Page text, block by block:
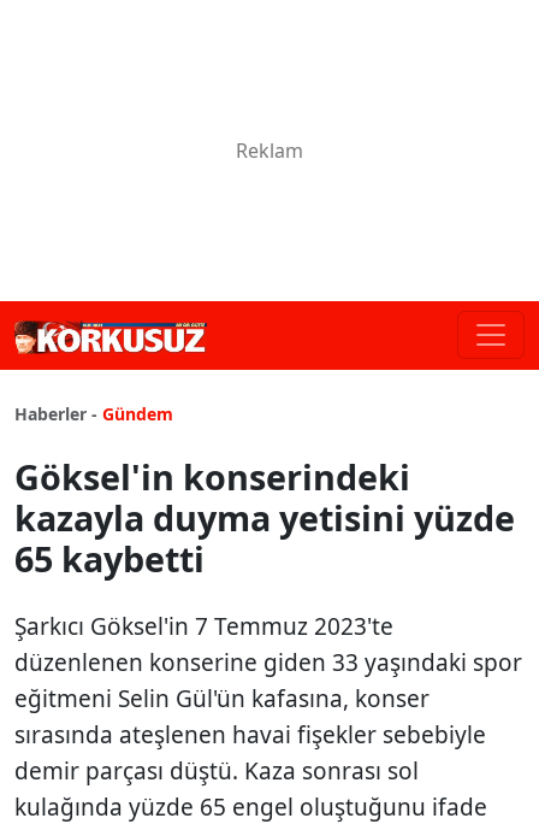
Haberler - Gündem
Göksel'in konserindeki
kazayla duyma yetisini yüzde
65 kaybetti
Şarkıcı Göksel'in 7 Temmuz 2023'te
düzenlenen konserine giden 33 yaşındaki spor
eğitmeni Selin Gül'ün kafasına, konser
sırasında ateşlenen havai fişekler sebebiyle
demir parçası düştü. Kaza sonrası sol
kulağında yüzde 65 engel oluştuğunu ifade